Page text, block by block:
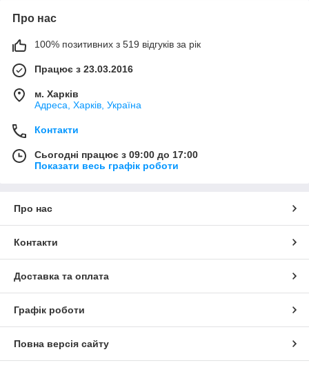
Про нас
100% позитивних з 519 відгуків за рік
Працює з 23.03.2016
м. Харків
Адреса, Харків, Україна
Контакти
Сьогодні працює з 09:00 до 17:00
Показати весь графік роботи
Про нас
Контакти
Доставка та оплата
Графік роботи
Повна версія сайту